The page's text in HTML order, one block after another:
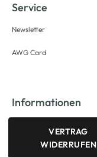
Service
Newsletter
AWG Card
Informationen
VERTRAG
WIDERRUFEN